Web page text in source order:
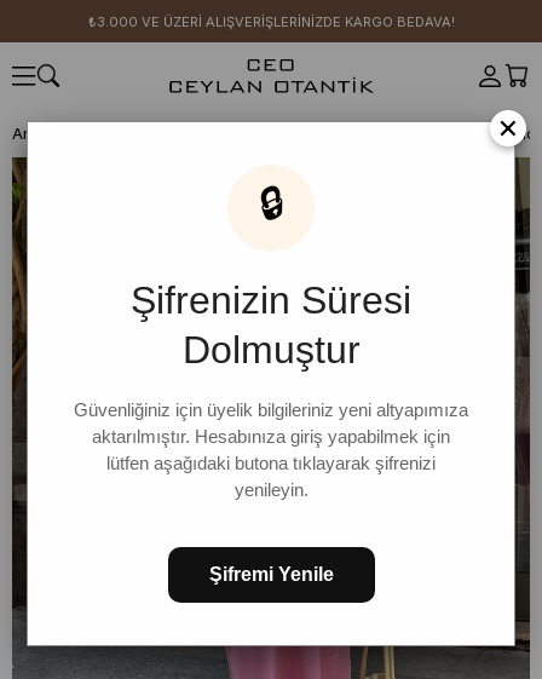
₺3.000 VE ÜZERİ ALIŞVERİŞLERİNİZDE KARGO BEDAVA!
Anasayfa Pembe Süprem Basic
×
🔒
Şifrenizin Süresi
Dolmuştur
Güvenliğiniz için üyelik bilgileriniz yeni altyapımıza
aktarılmıştır. Hesabınıza giriş yapabilmek için
lütfen aşağıdaki butona tıklayarak şifrenizi
yenileyin.
Şifremi Yenile